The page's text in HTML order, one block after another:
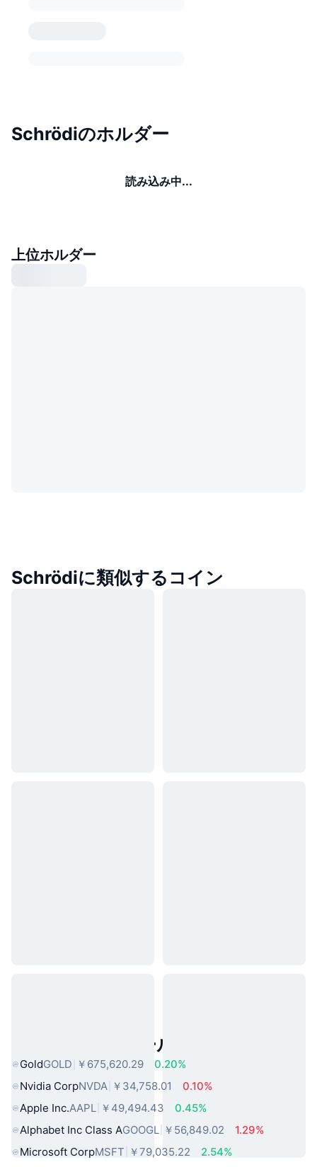
Schrödiのホルダー
読み込み中...
上位ホルダー
Schrödiに類似するコイン
人気のリアルワールドアセット
GoldGOLD ￥675,620.29
0.20%
Nvidia CorpNVDA ￥34,758.01
0.10%
Apple Inc.AAPL ￥49,494.43
0.45%
Alphabet Inc Class AGOOGL ￥56,849.02
1.29%
Microsoft CorpMSFT ￥79,035.22
2.54%